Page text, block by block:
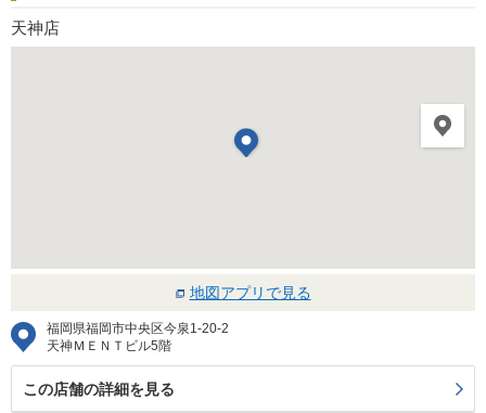
天神店
地図アプリで見る
福岡県福岡市中央区今泉1-20-2
天神ＭＥＮＴビル5階
この店舗の詳細を見る